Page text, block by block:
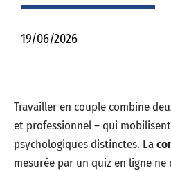
19/06/2026
Travailler en couple combine
et professionnel – qui
psychologiques distinctes. La
mesurée par un quiz en ligne